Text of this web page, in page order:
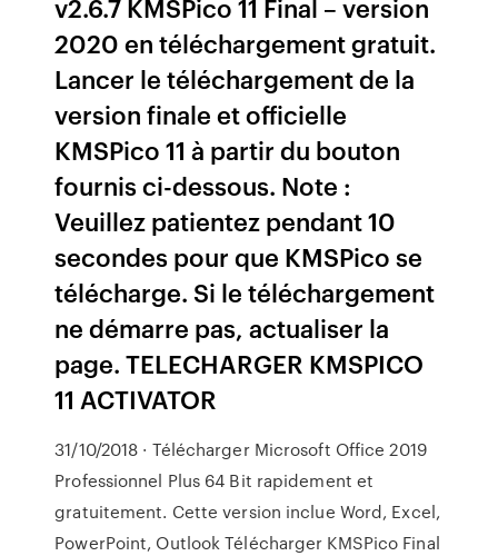
v2.6.7 KMSPico 11 Final – version
2020 en téléchargement gratuit.
Lancer le téléchargement de la
version finale et officielle
KMSPico 11 à partir du bouton
fournis ci-dessous. Note :
Veuillez patientez pendant 10
secondes pour que KMSPico se
télécharge. Si le téléchargement
ne démarre pas, actualiser la
page. TELECHARGER KMSPICO
11 ACTIVATOR
31/10/2018 · Télécharger Microsoft Office 2019
Professionnel Plus 64 Bit rapidement et
gratuitement. Cette version inclue Word, Excel,
PowerPoint, Outlook Télécharger KMSPico Final